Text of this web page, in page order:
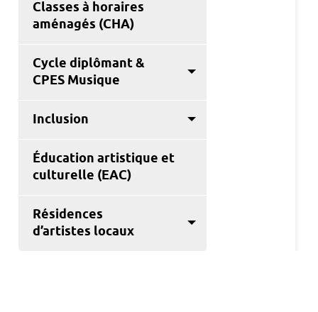
Classes à horaires
aménagés (CHA)
Cycle diplômant &
CPES Musique
Inclusion
Éducation artistique et
culturelle (EAC)
Résidences
d’artistes locaux